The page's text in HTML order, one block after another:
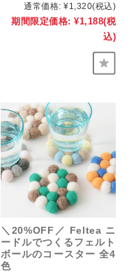
通常価格: ¥1,320(税込)
期間限定価格: ¥1,188(税
込)
＼20%OFF／ Feltea ニ
ードルでつくるフェルト
ボールのコースター 全4
色